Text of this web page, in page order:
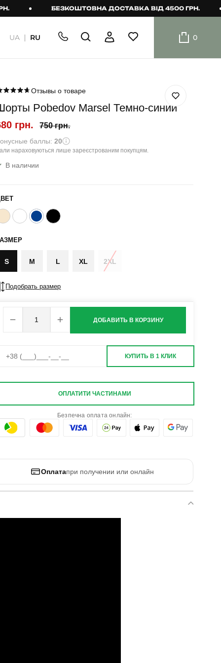
БЕЗКОШТОВНА ДОСТАВКА ВІД 4500 ГРН.
шорти
Шорти
UA RU 0
Отзывы о товаре
Pobedov Marsel Темно-синий
грн. 750 грн.
баллы:20
нараховуються лише зареєстрованим покупцям.
В наличии
S M L XL 2XL
Подобрать размер
ДОБАВИТЬ В КОРЗИНУ
КУПИТЬ В 1 КЛИК
ОПЛАТИТИ ЧАСТИНАМИ
Безпечна оплата онлайн:
Оплатапри получении или онлайн